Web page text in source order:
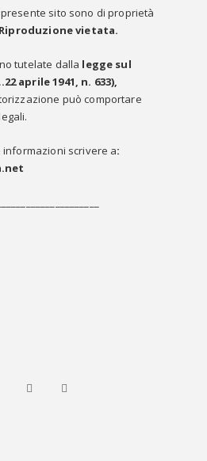
sito sono di proprietà
Riproduzione vietata.
tutelate dalla legge sul
aprile 1941, n. 633),
può comportare
scrivere a: